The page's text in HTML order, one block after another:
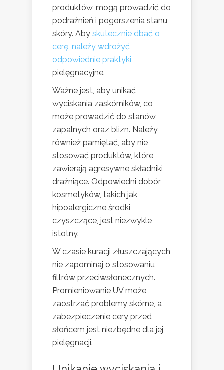
produktów, mogą prowadzić do
podrażnień i pogorszenia stanu
skóry. Aby skutecznie dbać o
cerę, należy wdrożyć
odpowiednie praktyki
pielęgnacyjne.
Ważne jest, aby unikać
wyciskania zaskórników, co
może prowadzić do stanów
zapalnych oraz blizn. Należy
również pamiętać, aby nie
stosować produktów, które
zawierają agresywne składniki
drażniące. Odpowiedni dobór
kosmetyków, takich jak
hipoalergiczne środki
czyszczące, jest niezwykle
istotny.
W czasie kuracji złuszczających
nie zapominaj o stosowaniu
filtrów przeciwsłonecznych.
Promieniowanie UV może
zaostrzać problemy skórne, a
zabezpieczenie cery przed
słońcem jest niezbędne dla jej
pielęgnacji.